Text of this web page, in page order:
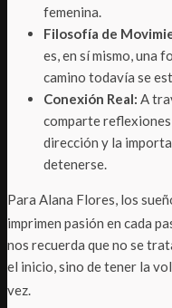
femenina.
Filosofía de
es, en sí mismo, una
camino todavía se
Conexión Real: A
comparte reflexiones
dirección y la
detenerse.
Para Alana Flores, los
imprimen pasión en cada
nos recuerda que no se
el inicio, sino de tener la
vez.